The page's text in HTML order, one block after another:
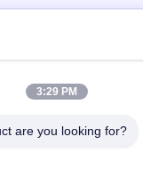
für orale Anwendung
3:29 PM
are you looking for?